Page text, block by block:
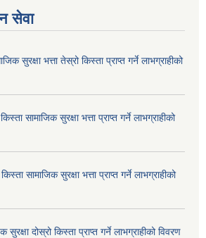
सेवा
सुरक्षा भत्ता तेस्रो किस्ता प्राप्त गर्ने लाभग्राहीको
सामाजिक सुरक्षा भत्ता प्राप्त गर्ने लाभग्राहीको
सामाजिक सुरक्षा भत्ता प्राप्त गर्ने लाभग्राहीको
दोस्रो किस्ता प्राप्त गर्ने लाभग्राहीको विवरण